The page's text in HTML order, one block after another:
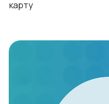
карту